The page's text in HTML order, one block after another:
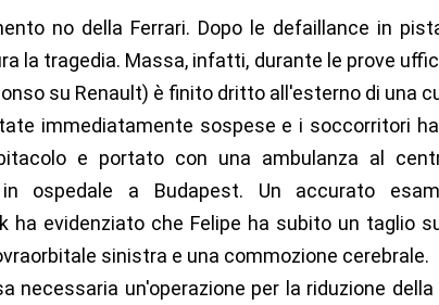
no della Ferrari. Dopo le defaillance in
la tragedia. Massa, infatti, durante le prove
su Renault) è finito dritto all'esterno di una
immediatamente sospese e i soccorritori
e portato con una ambulanza al
ospedale a Budapest. Un accurato
ha evidenziato che Felipe ha subito un taglio
sinistra e una commozione cerebrale.
necessaria un'operazione per la riduzione